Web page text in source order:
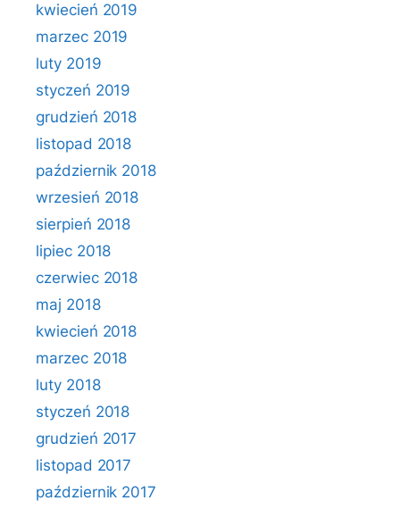
kwiecień 2019
marzec 2019
luty 2019
styczeń 2019
grudzień 2018
listopad 2018
październik 2018
wrzesień 2018
sierpień 2018
lipiec 2018
czerwiec 2018
maj 2018
kwiecień 2018
marzec 2018
luty 2018
styczeń 2018
grudzień 2017
listopad 2017
październik 2017